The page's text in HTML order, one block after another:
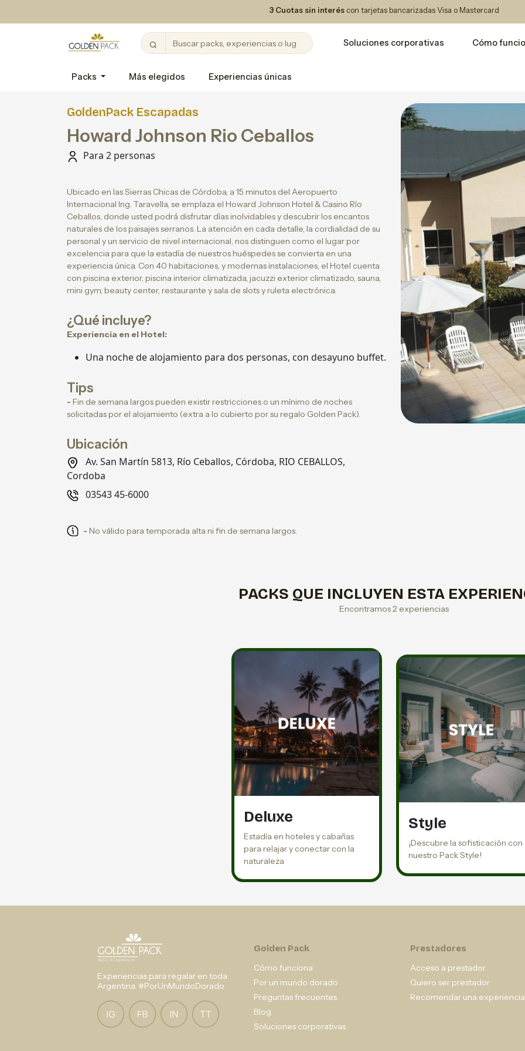
3 Cuotas sin interés con tarjetas bancarizadas Visa o Mastercard
Soluciones corporativas Cómo
Packs Más elegidos Experiencias únicas
GoldenPack Escapadas
Howard Johnson Rio Ceballos
Para 2 personas
Ubicado en las Sierras Chicas de Córdoba, a 15 minutos del Aeropuerto
Internacional Ing. Taravella, se emplaza el Howard Johnson Hotel & Casino Río
Ceballos, donde usted podrá disfrutar días inolvidables y descubrir los encantos
naturales de los paisajes serranos. La atención en cada detalle, la cordialidad de su
personal y un servicio de nivel internacional, nos distinguen como el lugar por
excelencia para que la estadía de nuestros huéspedes se convierta en una
experiencia única. Con 40 habitaciones, y modernas instalaciones, el Hotel cuenta
con piscina exterior, piscina interior climatizada, jacuzzi exterior climatizado, sauna,
mini gym, beauty center, restaurante y sala de slots y ruleta electrónica.
¿Qué incluye?
Experiencia en el Hotel:
Una noche de alojamiento para dos personas, con desayuno buffet.
Tips
- Fin de semana largos pueden existir restricciones o un mínimo de noches
solicitadas por el alojamiento (extra a lo cubierto por su regalo Golden Pack).
Ubicación
Av. San Martín 5813, Río Ceballos, Córdoba, RIO CEBALLOS,
Cordoba
03543 45-6000
- No válido para temporada alta ni fin de semana largos.
Previous
PACKS QUE INCLUYEN ESTA
Encontramos 2 experiencias
Deluxe
Estadía en hoteles y cabañas
para relajar y conectar con la
naturaleza
Style
¡Descubre la sofisticación con
nuestro Pack Style!
Experiencias para regalar en toda
Argentina. #PorUnMundoDorado
Golden Pack
Cómo funciona
Por un mundo dorado
Preguntas frecuentes
Blog
Soluciones corporativas
Prestadores
Acceso a prestador
Quiero ser prestador
Recomendar una experiencia